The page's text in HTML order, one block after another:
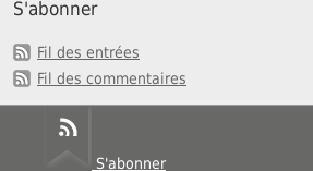
S'abonner
Fil des entrées
Fil des commentaires
S'abonner